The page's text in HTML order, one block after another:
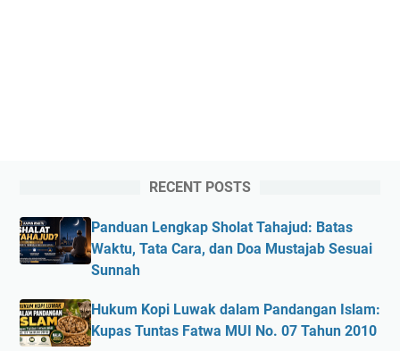
RECENT POSTS
Panduan Lengkap Sholat Tahajud: Batas
Waktu, Tata Cara, dan Doa Mustajab Sesuai
Sunnah
Hukum Kopi Luwak dalam Pandangan Islam:
Kupas Tuntas Fatwa MUI No. 07 Tahun 2010